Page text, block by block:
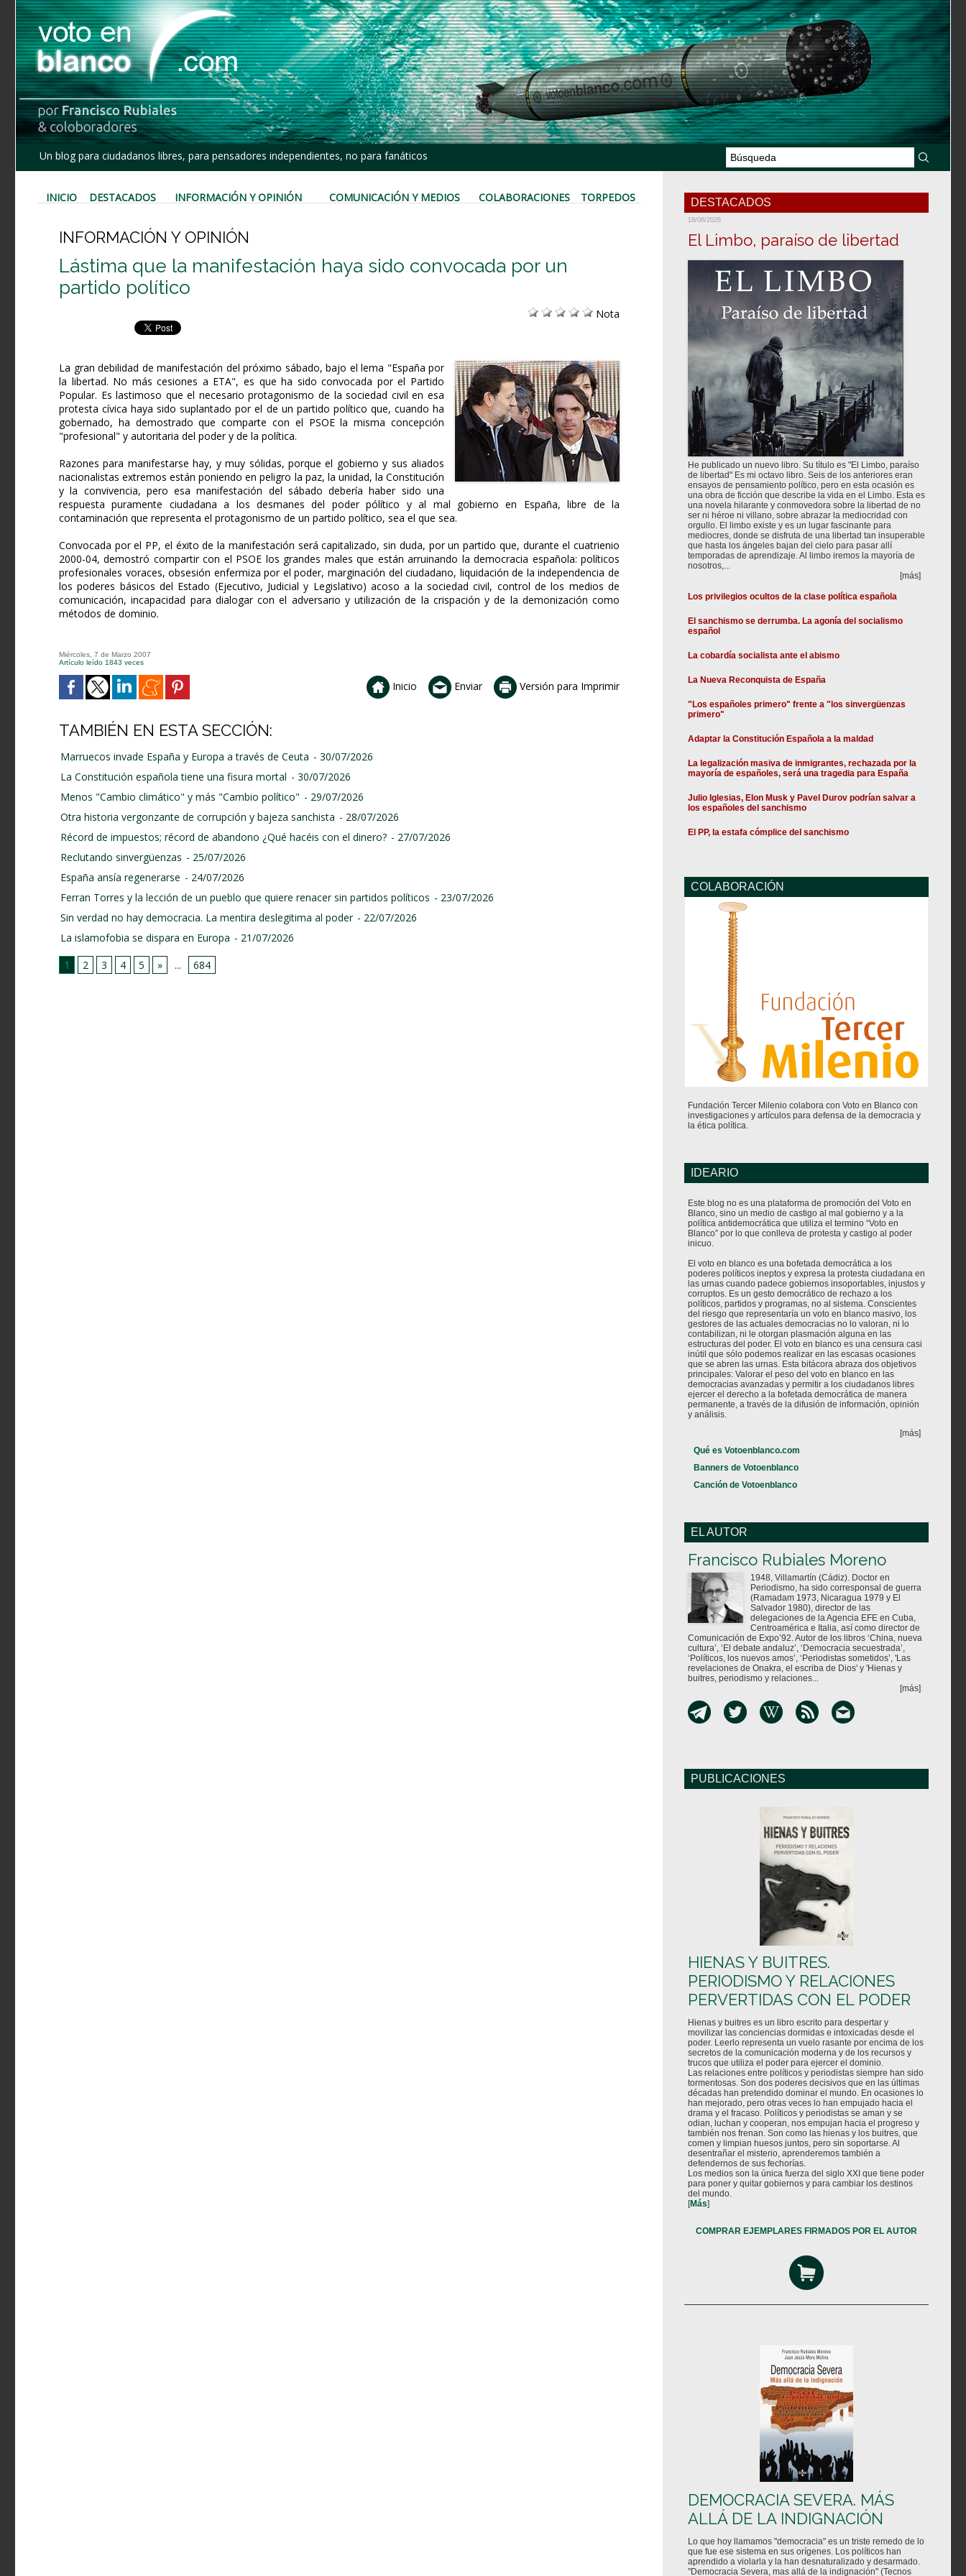
Un blog para ciudadanos libres, para pensadores independientes, no para fanáticos
INICIO DESTACADOS INFORMACIÓN Y OPINIÓN COMUNICACIÓN Y MEDIOS COLABORACIONES TORPEDOS
INFORMACIÓN Y OPINIÓN
Lástima que la manifestación haya sido convocada por un
partido político
Nota
La gran debilidad de manifestación del próximo sábado, bajo el lema "España por
la libertad. No más cesiones a ETA", es que ha sido convocada por el Partido
Popular. Es lastimoso que el necesario protagonismo de la sociedad civil en esa
protesta cívica haya sido suplantado por el de un partido político que, cuando ha
gobernado, ha demostrado que comparte con el PSOE la misma concepción
"profesional" y autoritaria del poder y de la política.
Razones para manifestarse hay, y muy sólidas, porque el gobierno y sus aliados
nacionalistas extremos están poniendo en peligro la paz, la unidad, la Constitución
y la convivencia, pero esa manifestación del sábado debería haber sido una
respuesta puramente ciudadana a los desmanes del poder pólítico y al mal gobierno en España, libre de la
contaminación que representa el protagonismo de un partido político, sea el que sea.
Convocada por el PP, el éxito de la manifestación será capitalizado, sin duda, por un partido que, durante el cuatrienio
2000-04, demostró compartir con el PSOE los grandes males que están arruinando la democracia española: políticos
profesionales voraces, obsesión enfermiza por el poder, marginación del ciudadano, liquidación de la independencia de
los poderes básicos del Estado (Ejecutivo, Judicial y Legislativo) acoso a la sociedad civil, control de los medios de
comunicación, incapacidad para dialogar con el adversario y utilización de la crispación y de la demonización como
métodos de dominio.
Miércoles, 7 de Marzo 2007
Artículo leído 1843 veces
Inicio Enviar Versión para Imprimir
TAMBIÉN EN ESTA SECCIÓN:
Marruecos invade España y Europa a través de Ceuta - 30/07/2026
La Constitución española tiene una fisura mortal - 30/07/2026
Menos "Cambio climático" y más "Cambio político" - 29/07/2026
Otra historia vergonzante de corrupción y bajeza sanchista - 28/07/2026
Récord de impuestos; récord de abandono ¿Qué hacéis con el dinero? - 27/07/2026
Reclutando sinvergüenzas - 25/07/2026
España ansía regenerarse - 24/07/2026
Ferran Torres y la lección de un pueblo que quiere renacer sin partidos políticos - 23/07/2026
Sin verdad no hay democracia. La mentira deslegitima al poder - 22/07/2026
La islamofobia se dispara en Europa - 21/07/2026
1
2 3 4 5 » ... 684
DESTACADOS
18/06/2026
El Limbo, paraíso de libertad
He publicado un nuevo libro. Su título es "El Limbo, paraíso
de libertad" Es mi octavo libro. Seis de los anteriores eran
ensayos de pensamiento político, pero en esta ocasión es
una obra de ficción que describe la vida en el Limbo. Esta es
una novela hilarante y conmovedora sobre la libertad de no
ser ni héroe ni villano, sobre abrazar la mediocridad con
orgullo. El limbo existe y es un lugar fascinante para
mediocres, donde se disfruta de una libertad tan insuperable
que hasta los ángeles bajan del cielo para pasar allí
temporadas de aprendizaje. Al limbo iremos la mayoría de
nosotros,...
[más]
Los privilegios ocultos de la clase política española
El sanchismo se derrumba. La agonía del socialismo
español
La cobardía socialista ante el abismo
La Nueva Reconquista de España
"Los españoles primero" frente a "los sinvergüenzas
primero"
Adaptar la Constitución Española a la maldad
La legalización masiva de inmigrantes, rechazada por la
mayoría de españoles, será una tragedia para España
Julio Iglesias, Elon Musk y Pavel Durov podrían salvar a
los españoles del sanchismo
El PP, la estafa cómplice del sanchismo
COLABORACIÓN
Fundación Tercer Milenio colabora con Voto en Blanco con
investigaciones y artículos para defensa de la democracia y
la ética política.
IDEARIO
Este blog no es una plataforma de promoción del Voto en
Blanco, sino un medio de castigo al mal gobierno y a la
política antidemocrática que utiliza el termino “Voto en
Blanco” por lo que conlleva de protesta y castigo al poder
inicuo.
El voto en blanco es una bofetada democrática a los
poderes políticos ineptos y expresa la protesta ciudadana en
las urnas cuando padece gobiernos insoportables, injustos y
corruptos. Es un gesto democrático de rechazo a los
políticos, partidos y programas, no al sistema. Conscientes
del riesgo que representaría un voto en blanco masivo, los
gestores de las actuales democracias no lo valoran, ni lo
contabilizan, ni le otorgan plasmación alguna en las
estructuras del poder. El voto en blanco es una censura casi
inútil que sólo podemos realizar en las escasas ocasiones
que se abren las urnas. Esta bitácora abraza dos objetivos
principales: Valorar el peso del voto en blanco en las
democracias avanzadas y permitir a los ciudadanos libres
ejercer el derecho a la bofetada democrática de manera
permanente, a través de la difusión de información, opinión
y análisis.
[más]
Qué es Votoenblanco.com
Banners de Votoenblanco
Canción de Votoenblanco
EL AUTOR
Francisco Rubiales Moreno
1948, Villamartín (Cádiz). Doctor en
Periodismo, ha sido corresponsal de guerra
(Ramadam 1973, Nicaragua 1979 y El
Salvador 1980), director de las
delegaciones de la Agencia EFE en Cuba,
Centroamérica e Italia, así como director de
Comunicación de Expo’92. Autor de los libros ‘China, nueva
cultura’, ‘El debate andaluz’, ‘Democracia secuestrada’,
‘Políticos, los nuevos amos’, ‘Periodistas sometidos’, 'Las
revelaciones de Onakra, el escriba de Dios' y 'Hienas y
buitres, periodismo y relaciones...
[más]
PUBLICACIONES
HIENAS Y BUITRES.
PERIODISMO Y RELACIONES
PERVERTIDAS CON EL PODER
Hienas y buitres es un libro escrito para despertar y
movilizar las conciencias dormidas e intoxicadas desde el
poder. Leerlo representa un vuelo rasante por encima de los
secretos de la comunicación moderna y de los recursos y
trucos que utiliza el poder para ejercer el dominio.
Las relaciones entre políticos y periodistas siempre han sido
tormentosas. Son dos poderes decisivos que en las últimas
décadas han pretendido dominar el mundo. En ocasiones lo
han mejorado, pero otras veces lo han empujado hacia el
drama y el fracaso. Políticos y periodistas se aman y se
odian, luchan y cooperan, nos empujan hacia el progreso y
también nos frenan. Son como las hienas y los buitres, que
comen y limpian huesos juntos, pero sin soportarse. Al
desentrañar el misterio, aprenderemos también a
defendernos de sus fechorías.
Los medios son la única fuerza del siglo XXI que tiene poder
para poner y quitar gobiernos y para cambiar los destinos
del mundo.
[Más]
COMPRAR EJEMPLARES FIRMADOS POR EL AUTOR
DEMOCRACIA SEVERA. MÁS
ALLÁ DE LA INDIGNACIÓN
Lo que hoy llamamos "democracia" es un triste remedo de lo
que fue ese sistema en sus orígenes. Los políticos han
aprendido a violarla y la han desnaturalizado y desarmado.
"Democracia Severa, mas allá de la indignación" (Tecnos